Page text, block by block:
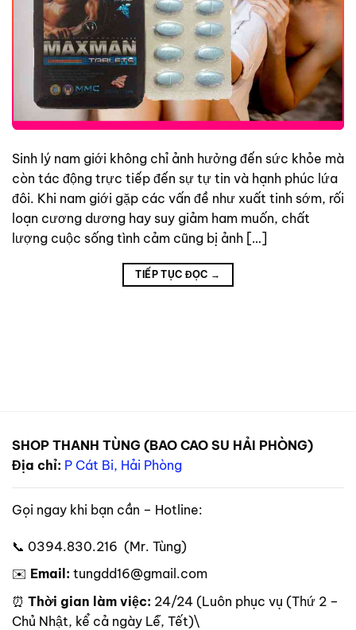
Sinh lý nam giới không chỉ ảnh hưởng đến sức khỏe mà
còn tác động trực tiếp đến sự tự tin và hạnh phúc lứa
đôi. Khi nam giới gặp các vấn đề như xuất tinh sớm, rối
loạn cương dương hay suy giảm ham muốn, chất
lượng cuộc sống tình cảm cũng bị ảnh […]
TIẾP TỤC ĐỌC →
SHOP THANH TÙNG (BAO CAO SU HẢI PHÒNG)
Địa chỉ: P Cát Bi, Hải Phòng
Gọi ngay khi bạn cần – Hotline:
📞 0394.830.216 (Mr. Tùng)
✉️ Email: tungdd16@gmail.com
⏰ Thời gian làm việc: 24/24 (Luôn phục vụ (Thứ 2 –
Chủ Nhật, kể cả ngày Lễ, Tết)\